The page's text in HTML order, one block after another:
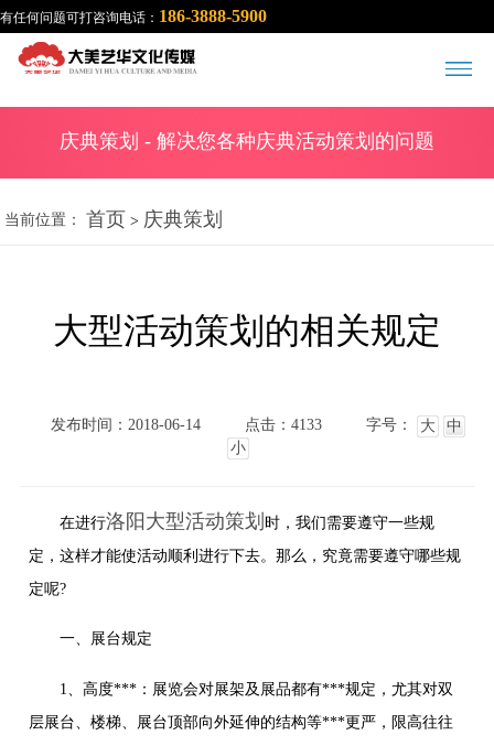
有任何问题可打咨询电话： 186-3888-5900
庆典策划 - 解决您各种庆典活动策划的问题
当前位置： 首页 > 庆典策划
大型活动策划的相关规定
发布时间：2018-06-14 点击：4133 字号： 大
中
小
在进行洛阳大型活动策划 时，我们需要遵守一些规
定，这样才能使活动顺利进行下去。那么，究竟需要遵守哪些规
定呢?
一、展台规定
1、高度***：展览会对展架及展品都有***规定，尤其对双
层展台、楼梯、展台顶部向外延伸的结构等***更严，限高往往